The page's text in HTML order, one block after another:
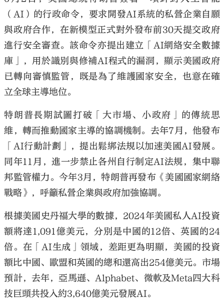
（AI）的行政命令，要求開發AI系統的私營企業自願
與政府合作，在新模型正式對外發布前30天提交政府
進行安全審查。該命令亦提出建立「AI網絡安全數據
庫」，用於識別與修補AI程式的漏洞，顯示美國政府
已轉向審慎監管，既是為了維護國家安全，也意在確
立全球主導地位。
特朗普長期試圖打破「大市場、小政府」的傳統思
維，轉而推動國家主導的協調機制。去年7月，他發布
「AI行動計劃」，提出鬆綁法規以加速美國AI發展。
同年11月，進一步禁止各州自行制定AI法規，集中聯
邦監管權力。今年3月，特朗普再發布《美國國家網絡
戰略》，呼籲私營企業與政府加強協調。
根據美國史丹福大學的數據，2024年美國私人AI投資
額將達1,091億美元，分別是中國的12倍、英國的24
倍。在「AI生成」領域，差距更為明顯，美國的投資
額比中國、歐盟和英國的總和還高出254億美元。市場
預計，去年，亞馬遜、Alphabet、微軟及Meta四大科
技巨頭共投入約3,640億美元發展AI。